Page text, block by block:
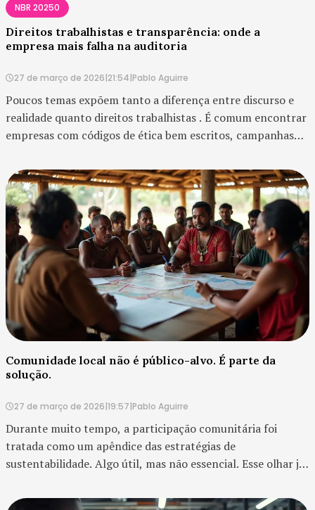
NBR 20250
Direitos trabalhistas e transparência: onde a
empresa mais falha na auditoria
27 de março de 2026|21:54|Pablo Aguirre
Poucos temas expõem tanto a diferença entre discurso e
realidade quanto direitos trabalhistas . É comum encontrar
empresas com códigos de ética bem escritos, campanhas
com baixa capacidade de demonstra...
Comunidade local não é público-alvo. É parte da
solução.
27 de março de 2026|19:57|Pablo Aguirre
Durante muito tempo, a participação comunitária foi
tratada como um apêndice das estratégias de
sustentabilidade. Algo útil, mas não essencial. Esse olhar já
sustentável, especialmente em iniciativas como...